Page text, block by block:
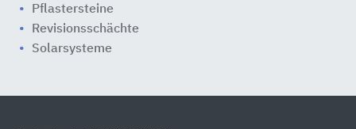
Pflastersteine
Revisionsschächte
Solarsysteme